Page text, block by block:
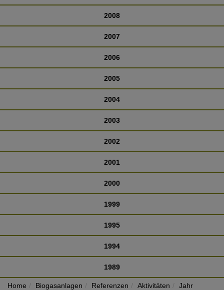
2008
2007
2006
2005
2004
2003
2002
2001
2000
1999
1995
1994
1989
Home Biogasanlagen Referenzen Aktivitäten
Jahr